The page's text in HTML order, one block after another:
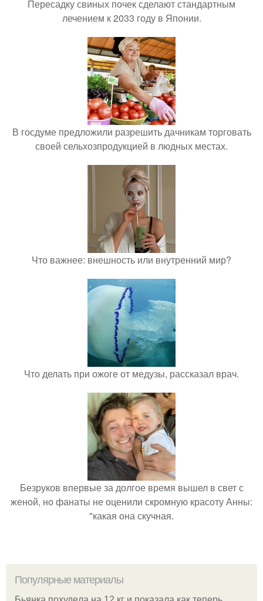
Пересадку свиных почек сделают стандартным
лечением к 2033 году в Японии.
В госдуме предложили разрешить дачникам торговать
своей сельхозпродукцией в людных местах.
Что важнее: внешность или внутренний мир?
Что делать при ожоге от медузы, рассказал врач.
Безруков впервые за долгое время вышел в свет с
женой, но фанаты не оценили скромную красоту Анны:
"какая она скучная.
Популярные материалы